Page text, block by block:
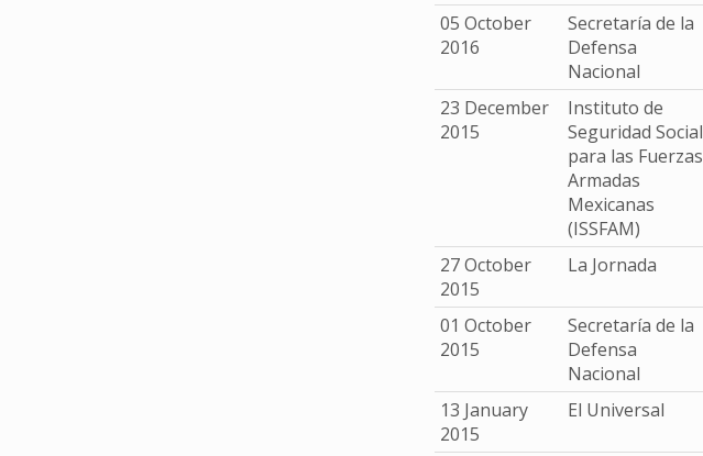
05 October
2016
Secretaría de la
Defensa
Nacional
23 December
2015
Instituto de
Seguridad Social
para las Fuerzas
Armadas
Mexicanas
(ISSFAM)
27 October
2015
La Jornada
01 October
2015
Secretaría de la
Defensa
Nacional
13 January
2015
El Universal